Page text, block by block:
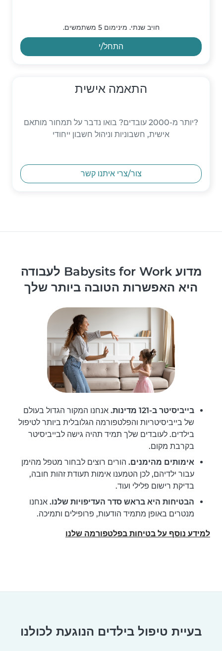
חויב שנתי. מינימום 5 משתמשים.
התחל/י
התאמה אישית
?יותר מ-2000 עובדים? בואו נדבר על תמחור מותאם
אישית, חשבוניות וניהול חשבון ייחודי
צור/צרי איתנו קשר
מדוע Babysits for Work לעבודה
היא האפשרות הטובה ביותר שלך
בייביסיטר ב-121 מדינות.
אנחנו המקור הגדול בעולם
של בייביסיטריות והפלטפורמה הגלובלית ביותר לטיפול
בילדים. לעובדים שלך תמיד תהיה גישה לבייביסיטר
בקרבת מקום.
אימותים מהימנים. הורים רוצים לבחור מטפל מהימן
עבור ילדיהם, לכן הטמענו אימות תעודת זהות חובה,
בדיקת רישום פלילי ועוד.
הבטיחות היא בראש סדר העדיפויות שלנו. אנחנו
מנטרים באופן מתמיד הודעות, פרופילים ותמיכה.
למידע נוסף על בטיחות בפלטפורמה שלנו
בעיית טיפול בילדים הנוגעת לכולנו